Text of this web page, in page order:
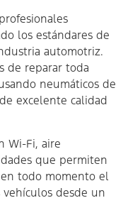
los estándares de
automotriz.
de reparar toda
neumáticos de
excelente calidad
Wi-Fi, aire
que permiten
todo momento el
vehículos desde un